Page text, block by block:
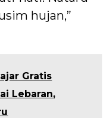
hujan,”
Gratis
Lebaran,